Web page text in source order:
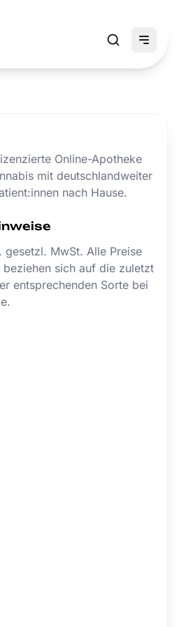
Online-Apotheke
mit deutschlandweiter
nach Hause.
gesetzl. MwSt. Alle Preise
sich auf die zuletzt
entsprechenden Sorte bei